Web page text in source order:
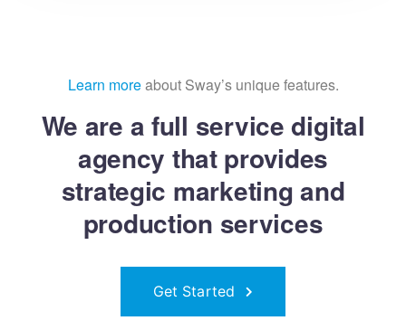
Learn moreabout Sway’s unique features.
We are a full service digital
agency that provides
strategic marketing and
production services
Get Started